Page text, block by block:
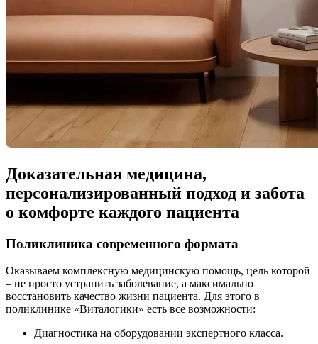
Доказательная медицина,
персонализированный подход и забота
о комфорте каждого пациента
Поликлиника современного формата
Оказываем комплексную медицинскую помощь, цель которой
– не просто устранить заболевание, а максимально
восстановить качество жизни пациента. Для этого в
поликлинике «Виталогики» есть все возможности:
Диагностика на оборудовании экспертного класса.